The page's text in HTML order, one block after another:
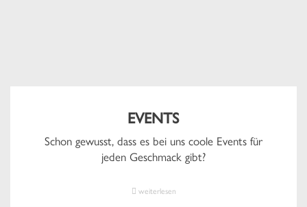
EVENTS
Schon gewusst, dass es bei uns coole Events für
jeden Geschmack gibt?
weiterlesen